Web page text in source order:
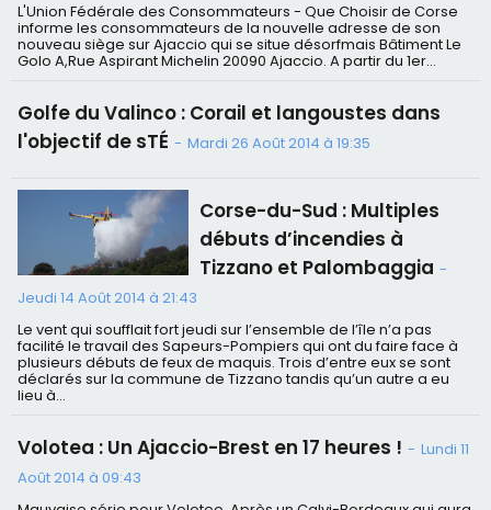
L'Union Fédérale des Consommateurs - Que Choisir de Corse
informe les consommateurs de la nouvelle adresse de son
nouveau siège sur Ajaccio qui se situe désorfmais Bâtiment Le
Golo A,Rue Aspirant Michelin 20090 Ajaccio. A partir du 1er...
Golfe du Valinco : Corail et langoustes dans
l'objectif de sTÉ - Mardi 26 Août 2014 à 19:35
Corse-du-Sud : Multiples
débuts d’incendies à
Tizzano et Palombaggia -
Jeudi 14 Août 2014 à 21:43
Le vent qui soufflait fort jeudi sur l’ensemble de l’île n’a pas
facilité le travail des Sapeurs-Pompiers qui ont du faire face à
plusieurs débuts de feux de maquis. Trois d’entre eux se sont
déclarés sur la commune de Tizzano tandis qu’un autre a eu
lieu à...
Volotea : Un Ajaccio-Brest en 17 heures ! - Lundi 11
Août 2014 à 09:43